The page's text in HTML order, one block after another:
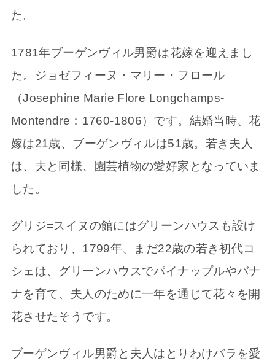
た。
1781年ブーゲンヴィル男爵は花嫁を迎えまし
た。ジョゼフィーヌ・マリー・フロール
（Josephine Marie Flore Longchamps-
Montendre：1760-1806）です。結婚当時、花
嫁は21歳、ブーゲンヴィルは51歳。若き夫人
は、夫と同様、園芸植物の愛好家となっていま
した。
グリジ=スイヌの館にはグリーンハウスも設け
られており、1799年、まだ22歳の若き初代コ
シェは、グリーンハウスでパイナップルやバナ
ナを育て、夫人のために一年を通じて花々を開
花させたそうです。
ブーゲンヴィル男爵と夫人はとりわけバラを愛